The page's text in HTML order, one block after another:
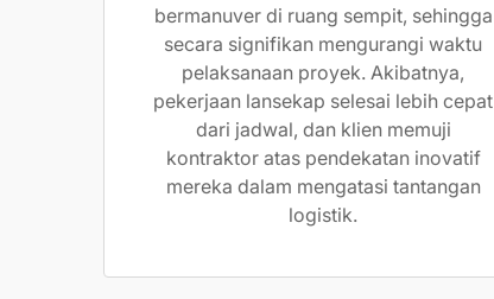
bermanuver di ruang sempit, sehingga
secara signifikan mengurangi waktu
pelaksanaan proyek. Akibatnya,
pekerjaan lansekap selesai lebih cepat
dari jadwal, dan klien memuji
kontraktor atas pendekatan inovatif
mereka dalam mengatasi tantangan
logistik.